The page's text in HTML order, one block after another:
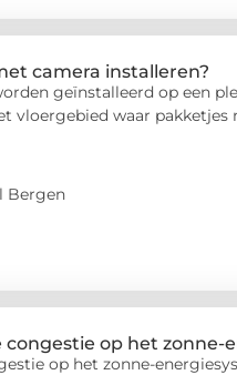
camera installeren?
geïnstalleerd op een
vloergebied waar pakketjes
Bergen
op het zonne-
op het zonne-